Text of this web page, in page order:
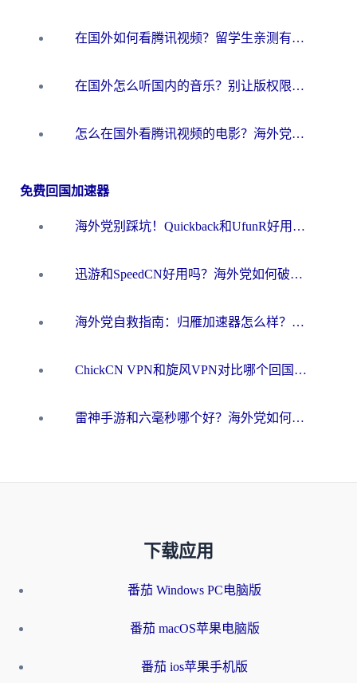
在国外如何看腾讯视频？留学生亲测有效的回国加速方案
在国外怎么听国内的音乐？别让版权限制断了你的华语歌单
怎么在国外看腾讯视频的电影？海外党亲测有效的回国加速指南
免费回国加速器
海外党别踩坑！Quickback和UfunR好用吗？选对回国加速器才能无缝刷国内资源
迅游和SpeedCN好用吗？海外党如何破解那道看不见的墙
海外党自救指南：归雁加速器怎么样？教你避开坑实现国内资源无缝访问
ChickCN VPN和旋风VPN对比哪个回国效果更好？海外用户的选择困境与出路
雷神手游和六毫秒哪个好？海外党如何真正解锁国内资源
下载应用
番茄 Windows PC电脑版
番茄 macOS苹果电脑版
番茄 ios苹果手机版